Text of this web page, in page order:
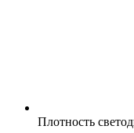
Плотность